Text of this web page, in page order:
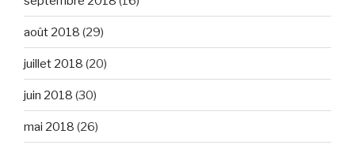
août 2018 (29)
juillet 2018 (20)
juin 2018 (30)
mai 2018 (26)